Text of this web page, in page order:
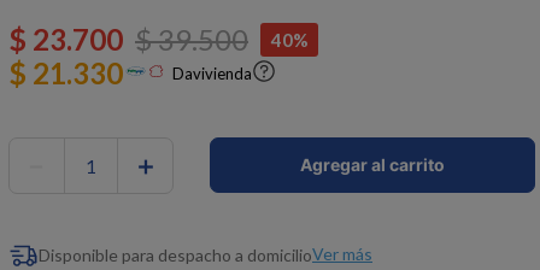
$ 23.700 $39.500 40%
$ 21.330 Davivienda
＋ Agregar al carrito
Disponible para despacho a domicilioVer más